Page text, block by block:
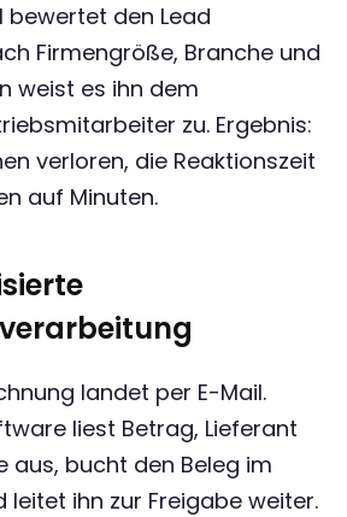
bewertet den Lead
Firmengröße, Branche und
weist es ihn dem
zu. Ergebnis:
verloren, die Reaktionszeit
auf Minuten.
landet per E-Mail.
liest Betrag, Lieferant
aus, bucht den Beleg im
leitet ihn zur Freigabe weiter.